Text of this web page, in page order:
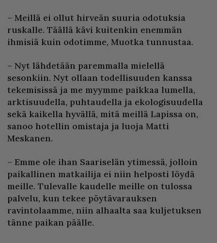
– Meillä ei ollut hirveän suuria odotuksia
ruskalle. Täällä kävi kuitenkin enemmän
ihmisiä kuin odotimme, Muotka tunnustaa.
– Nyt lähdetään paremmalla mielellä
sesonkiin. Nyt ollaan todellisuuden kanssa
tekemisissä ja me myymme paikkaa lumella,
arktisuudella, puhtaudella ja ekologisuudella
sekä kaikella hyvällä, mitä meillä Lapissa on,
sanoo hotellin omistaja ja luoja Matti
Meskanen.
– Emme ole ihan Saariselän ytimessä, jolloin
paikallinen matkailija ei niin helposti löydä
meille. Tulevalle kaudelle meille on tulossa
palvelu, kun tekee pöytävarauksen
ravintolaamme, niin alhaalta saa kuljetuksen
tänne paikan päälle.